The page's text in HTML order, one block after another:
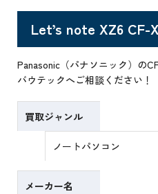
Let’s note XZ6 CF-
Panasonic（パナソニック）の
バウテックへご相談ください！
買取ジャンル
ノートパソコン
メーカー名